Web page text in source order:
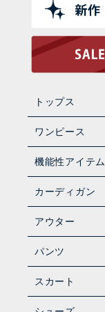
トップス
ワンピース
機能性アイテム
カーディガン
アウター
パンツ
スカート